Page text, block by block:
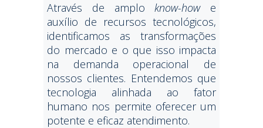
Através de amploknow-howe
auxílio de recursos tecnológicos,
identificamos as transformações
do mercado e o que isso impacta
na demanda operacional de
nossos clientes. Entendemos que
tecnologia alinhada ao fator
humano nos permite oferecer um
potente e eficaz atendimento.